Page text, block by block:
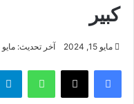
كبير
مايو 15, 2024 آخر تحديث: مايو 15, 2024
فيسبوك ‫X واتساب